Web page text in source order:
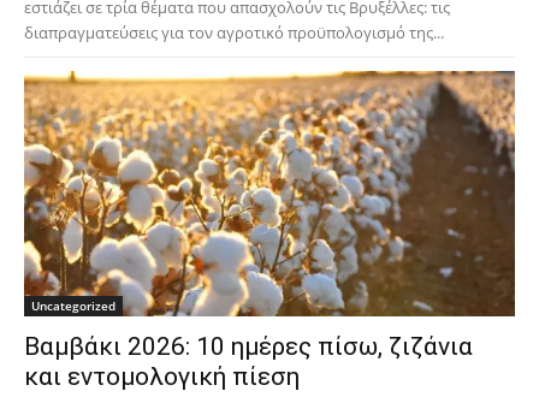
εστιάζει σε τρία θέματα που απασχολούν τις Βρυξέλλες: τις
διαπραγματεύσεις για τον αγροτικό προϋπολογισμό της...
Uncategorized
Βαμβάκι 2026: 10 ημέρες πίσω, ζιζάνια
και εντομολογική πίεση